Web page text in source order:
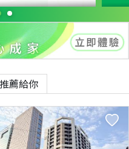
推薦給你